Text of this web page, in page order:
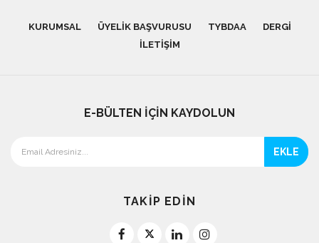
KURUMSAL ÜYELIK BAŞVURUSU TYBDAA
DERGI
İLETIŞIM
E-BÜLTEN İÇİN KAYDOLUN
EKLE
TAKİP EDİN